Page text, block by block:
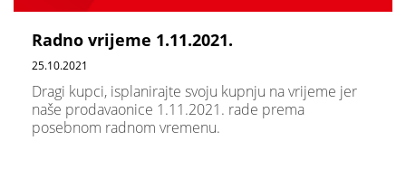
Radno vrijeme 1.11.2021.
25.10.2021
Dragi kupci, isplanirajte svoju kupnju na vrijeme jer
naše prodavaonice 1.11.2021. rade prema
posebnom radnom vremenu.